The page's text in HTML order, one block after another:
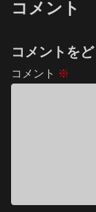
コメント
コメントを
コメント ※